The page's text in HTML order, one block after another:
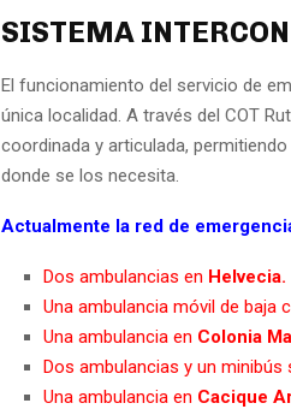
SISTEMA
El funcionamiento del servicio de
única localidad. A través del COT
coordinada y articulada,
donde se los necesita.
Actualmente la red de
Dos ambulancias en Helvecia.
Una ambulancia móvil de baja
Una ambulancia en Colonia
Dos ambulancias y un minibús
Una ambulancia en Cacique